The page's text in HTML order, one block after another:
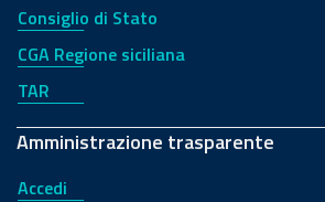
Consiglio di Stato
CGA Regione siciliana
TAR
Amministrazione trasparente
Accedi